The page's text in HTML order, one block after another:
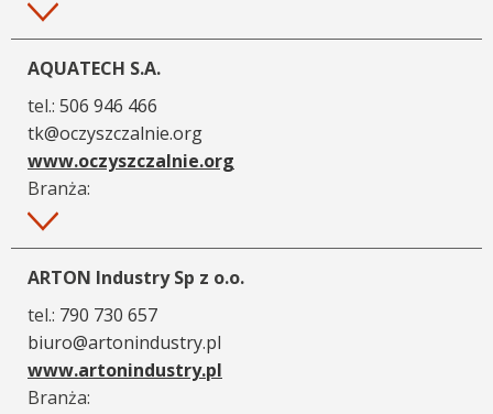
Więcej
AQUATECH S.A.
tel.: 506 946 466
tk@oczyszczalnie.org
www.oczyszczalnie.org
Branża:
Więcej
ARTON Industry Sp z o.o.
tel.: 790 730 657
biuro@artonindustry.pl
www.artonindustry.pl
Branża: